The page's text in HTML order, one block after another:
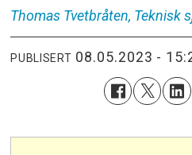
Thomas Tvetbråten, Teknisk
PUBLISERT 08.05.2023 -